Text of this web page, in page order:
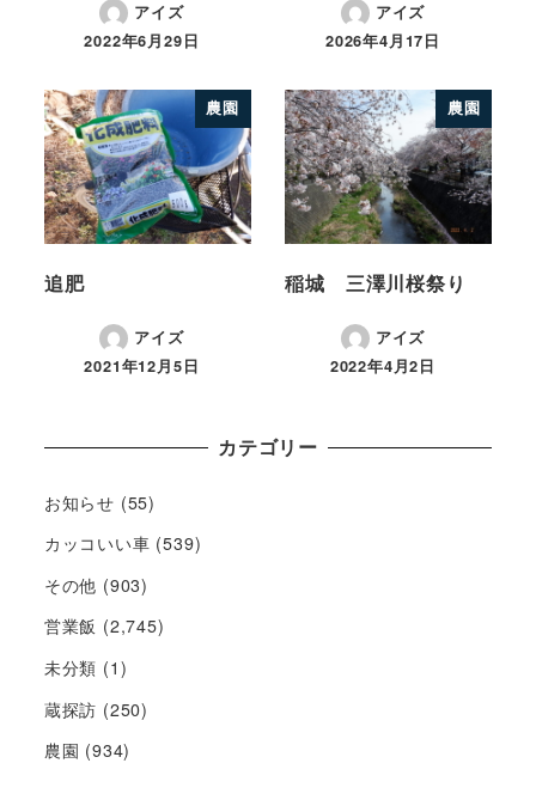
アイズ
2022年6月29日
アイズ
2026年4月17日
農園
追肥
アイズ
2021年12月5日
農園
稲城 三澤川桜祭り
アイズ
2022年4月2日
カテゴリー
お知らせ (55)
カッコいい車 (539)
その他 (903)
営業飯 (2,745)
未分類 (1)
蔵探訪 (250)
農園 (934)